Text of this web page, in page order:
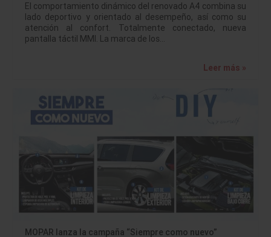
El comportamiento dinámico del renovado A4 combina su
lado deportivo y orientado al desempeño, así como su
atención al confort. Totalmente conectado, nueva
pantalla táctil MMI. La marca de los…
Leer más »
MOPAR lanza la campaña “Siempre como nuevo”